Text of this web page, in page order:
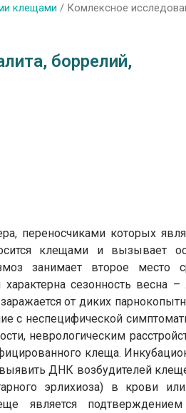
клещами / Комлексное
боррелий,
переносчиками которых
клещами и вызывает
занимает второе место
сезонность весна –
от диких
с неспецифической
неврологическим
клеща.
выявить ДНК возбудителей
эрлихиоза) в крови
является